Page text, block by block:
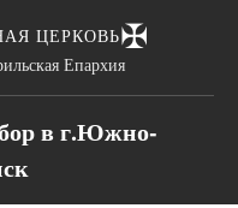
ЦЕРКОВЬ✠
Епархия
в г.Южно-